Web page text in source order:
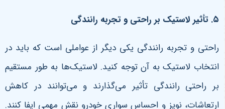
۵. تأثیر لاستیک بر راحتی و تجربه رانندگی
راحتی و تجربه رانندگی یکی دیگر از عواملی است که باید در
انتخاب لاستیک به آن توجه کنید. لاستیک‌ها به طور مستقیم
بر راحتی رانندگی تأثیر می‌گذارند و می‌توانند در کاهش
ارتعاشات، نویز و احساس سواری خودرو نقش مهمی ایفا کنند.